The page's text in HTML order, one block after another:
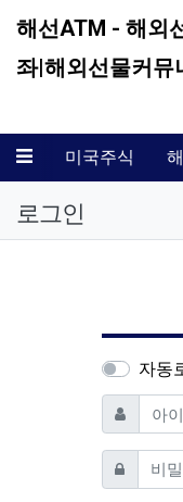
해선ATM - 해외
좌|해외선물커
메뉴 미국주식
로그인
자동
아이디 필
비밀번호